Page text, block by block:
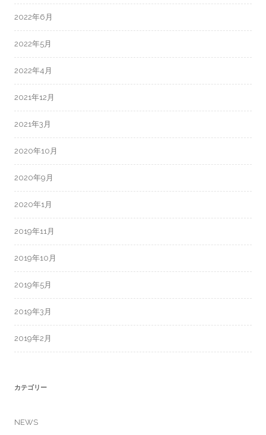
2022年6月
2022年5月
2022年4月
2021年12月
2021年3月
2020年10月
2020年9月
2020年1月
2019年11月
2019年10月
2019年5月
2019年3月
2019年2月
カテゴリー
NEWS